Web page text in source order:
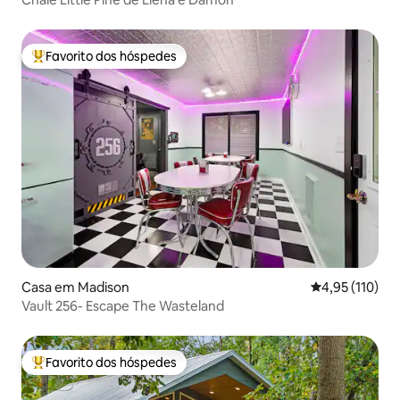
Favoritos dos hóspedes mais apreciados
Favorito dos hóspedes
Casa em Madison Classificação
4,95 (110)
Vault 256- Escape The Wasteland
Favoritos dos hóspedes mais apreciados
Favorito dos hóspedes